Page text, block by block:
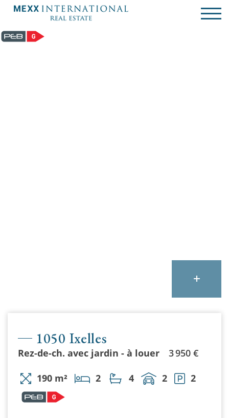
1050 Ixelles
3 950 €
Rez-de-ch. avec jardin - à louer
190 m² 2 4 2 2